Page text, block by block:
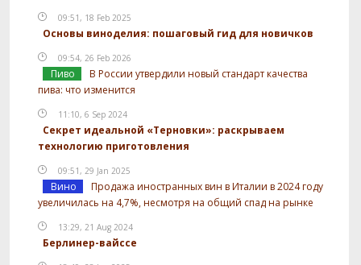
09:51, 18 Feb 2025
Основы виноделия: пошаговый гид для новичков
09:54, 26 Feb 2026
Пиво
В России утвердили новый стандарт качества
пива: что изменится
11:10, 6 Sep 2024
Секрет идеальной «Терновки»: раскрываем
технологию приготовления
09:51, 29 Jan 2025
Вино
Продажа иностранных вин в Италии в 2024 году
увеличилась на 4,7%, несмотря на общий спад на рынке
13:29, 21 Aug 2024
Берлинер-вайссе